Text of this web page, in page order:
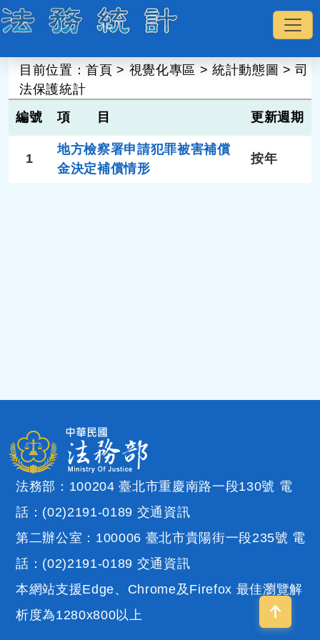
目前位置：首頁 > 視覺化專區 >統計動態圖 >司
法保護統計
編號
項 目 更新週期
1
地方檢察署申請犯罪被害補償
金決定補償情形
按年
法務部：100204 臺北市重慶南路一段130號 電
話：(02)2191-0189 交通資訊
第二辦公室：100006 臺北市貴陽街一段235號 電
話：(02)2191-0189 交通資訊
本網站支援Edge、Chrome及Firefox 最佳瀏覽解
析度為1280x800以上
回到